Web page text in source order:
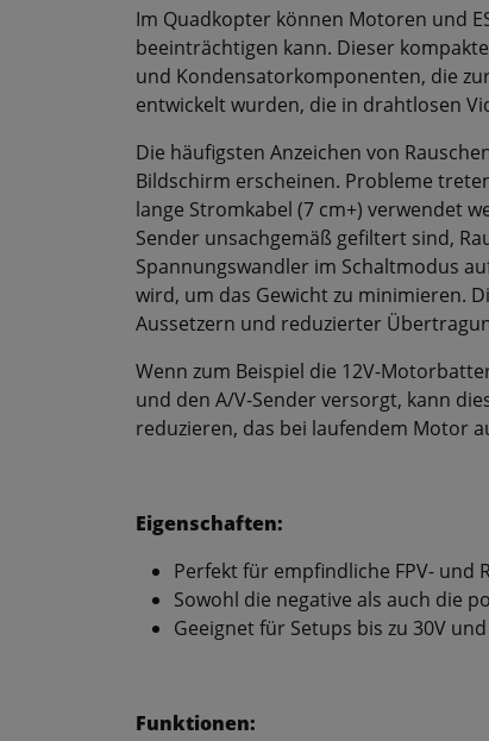
Im Quadkopter können Motoren und
beeinträchtigen kann. Dieser
und Kondensatorkomponenten, die
entwickelt wurden, die in drahtlosen
Die häufigsten Anzeichen von
Bildschirm erscheinen. Probleme
lange Stromkabel (7 cm+) verwendet
Sender unsachgemäß gefiltert sind,
Spannungswandler im Schaltmodus
wird, um das Gewicht zu minimieren.
Aussetzern und reduzierter
Wenn zum Beispiel die 12V-
und den A/V-Sender versorgt, kann
reduzieren, das bei laufendem Motor
Eigenschaften:
Perfekt für empfindliche FPV- und
Sowohl die negative als auch die
Geeignet für Setups bis zu 30V
Funktionen: